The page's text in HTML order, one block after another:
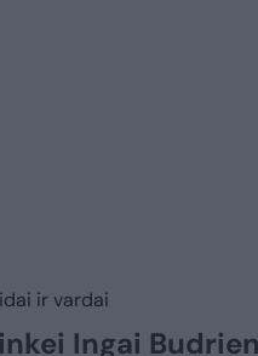
ir vardai
Ingai